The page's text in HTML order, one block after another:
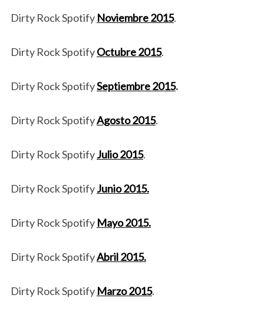
Dirty Rock Spotify Noviembre 2015.
Dirty Rock SpotifyOctubre 2015.
Dirty Rock SpotifySeptiembre 2015.
Dirty Rock SpotifyAgosto 2015.
Dirty Rock SpotifyJulio 2015.
Dirty Rock SpotifyJunio 2015.
Dirty Rock Spotify Mayo 2015.
Dirty Rock SpotifyAbril 2015.
Dirty Rock Spotify Marzo 2015.